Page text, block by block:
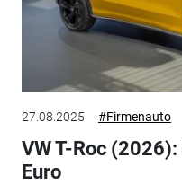
27.08.2025 #Firmenauto
VW T-Roc
Euro